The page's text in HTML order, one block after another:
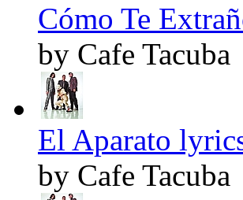
Cómo Te
by Cafe Tacuba
El Aparato
by Cafe Tacuba